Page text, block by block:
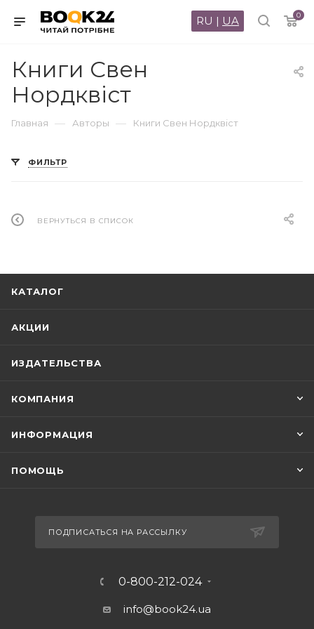
0
RU | UA
Книги Свен
Нордквіст
Главная — Авторы — Книги Свен Нордквіст
ФИЛЬТР
ВЕРНУТЬСЯ В СПИСОК
КАТАЛОГ
АКЦИИ
ИЗДАТЕЛЬСТВА
КОМПАНИЯ
ИНФОРМАЦИЯ
ПОМОЩЬ
ПОДПИСАТЬСЯ НА РАССЫЛКУ
0-800-212-024
info@book24.ua